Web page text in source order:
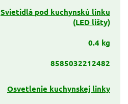
Svietidlá pod kuchynskú linku
(LED lišty)
0.4 kg
8585032212482
Osvetlenie kuchynskej linky